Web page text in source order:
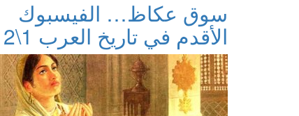
سوق عكاظ… الفيسبوك
الأقدم في تاريخ العرب 1\2